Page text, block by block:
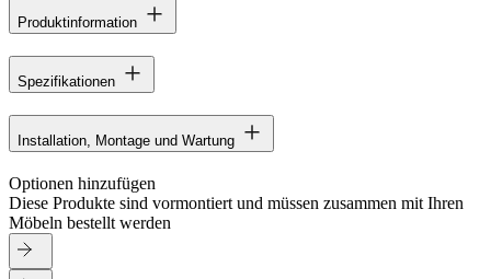
Produktinformation
Spezifikationen
Installation, Montage und Wartung
Optionen hinzufügen
Diese Produkte sind vormontiert und müssen zusammen mit Ihren
Möbeln bestellt werden